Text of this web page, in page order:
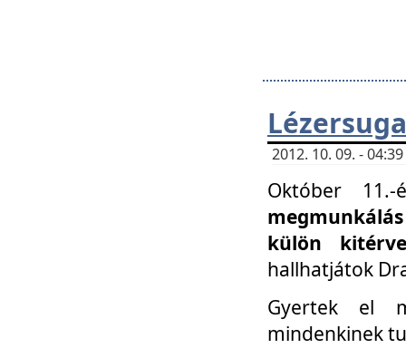
2012. 10. 09. -
Október
külön
hallhatjátok
Gyertek el
mindenkinek